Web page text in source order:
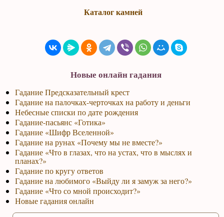
Каталог камней
Новые онлайн гадания
Гадание Предсказательный крест
Гадание на палочках-черточках на работу и деньги
Небесные списки по дате рождения
Гадание-пасьянс «Готика»
Гадание «Шифр Вселенной»
Гадание на рунах «Почему мы не вместе?»
Гадание «Что в глазах, что на устах, что в мыслях и
планах?»
Гадание по кругу ответов
Гадание на любимого «Выйду ли я замуж за него?»
Гадание «Что со мной происходит?»
Новые гадания онлайн